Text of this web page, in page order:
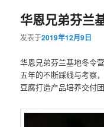
华恩兄弟芬兰
发表于2019年12月9日
华恩兄弟芬兰基地冬令
五年的不断踩线与考察
豆腐打造产品培养交付